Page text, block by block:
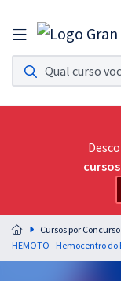
Assinatura
Acesso a todos os
Assinatura OAB
Acesso ilimitado a
Residências
Preparação completa
residências em saúde
Cursos por Concurso